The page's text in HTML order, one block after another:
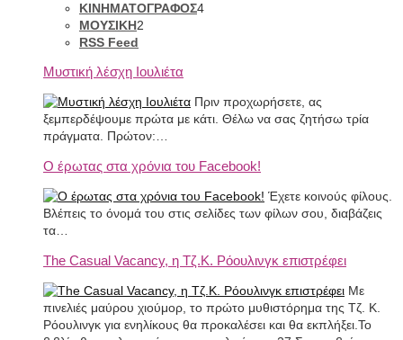
ΚΙΝΗΜΑΤΟΓΡΑΦΟΣ4
ΜΟΥΣΙΚΗ2
RSS Feed
Μυστική λέσχη Ιουλιέτα
Πριν προχωρήσετε, ας
ξεμπερδέψουμε πρώτα με κάτι. Θέλω να σας ζητήσω τρία
πράγματα. Πρώτον:…
Ο έρωτας στα χρόνια του Facebook!
Έχετε κοινούς φίλους.
Βλέπεις το όνομά του στις σελίδες των φίλων σου, διαβάζεις
τα…
The Casual Vacancy, η Τζ.Κ. Ρόουλινγκ επιστρέφει
Με
πινελιές μαύρου χιούμορ, το πρώτο μυθιστόρημα της Τζ. Κ.
Ρόουλινγκ για ενηλίκους θα προκαλέσει και θα εκπλήξει.Το